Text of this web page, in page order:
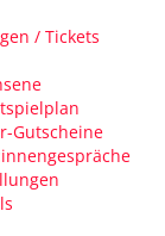
/ Tickets
Gutscheine